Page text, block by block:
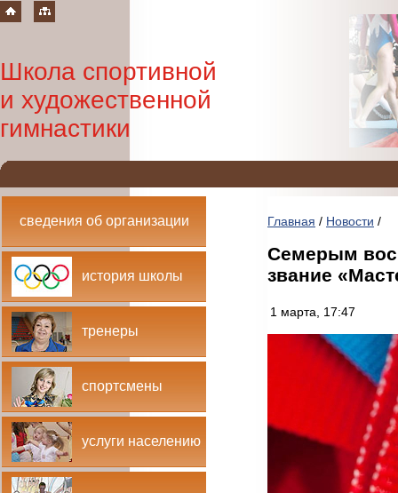
Школа спортивной
и художественной
гимнастики
сведения об организации
история школы
тренеры
спортсмены
услуги населению
Главная / Новости /
Семерым
звание
1 марта, 17:47